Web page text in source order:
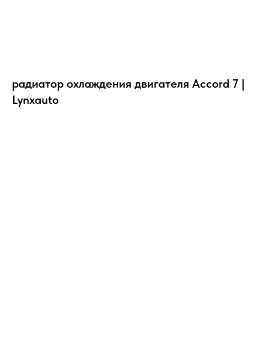
радиатор охлаждения двигателя Accord 7 |
Lynxauto